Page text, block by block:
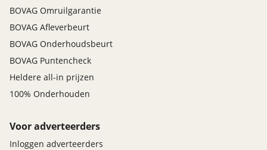
BOVAG Omruilgarantie
BOVAG Afleverbeurt
BOVAG Onderhoudsbeurt
BOVAG Puntencheck
Heldere all-in prijzen
100% Onderhouden
Voor adverteerders
Inloggen adverteerders